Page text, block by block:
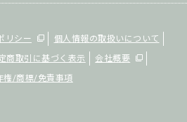
リシー
個人情報の取扱いについて
商取引に基づく表示
会社概要
権/商標/免責事項